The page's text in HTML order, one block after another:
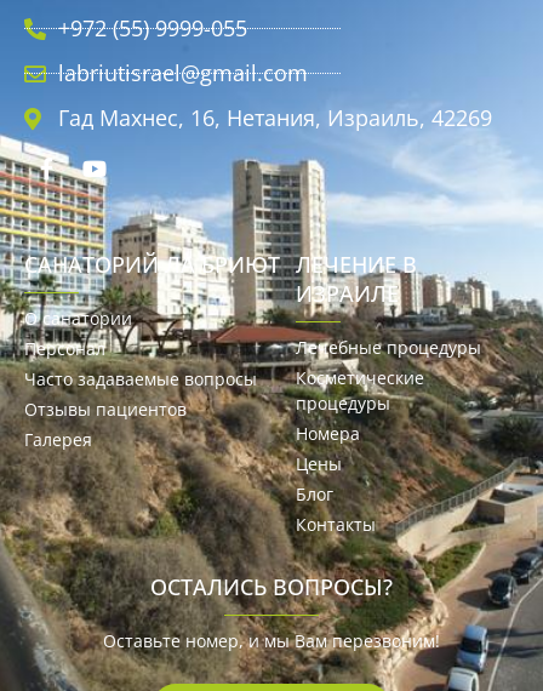
+972 (55) 9999-055
labriutisrael@gmail.com
Гад Махнес, 16, Нетания, Израиль, 42269
САНАТОРИЙ ЛА БРИЮТ
О санатории
Персонал
Часто задаваемые вопросы
Отзывы пациентов
Галерея
ЛЕЧЕНИЕ В
ИЗРАИЛЕ
Лечебные процедуры
Косметические
процедуры
Номера
Цены
Блог
Контакты
ОСТАЛИСЬ ВОПРОСЫ?
Оставьте номер, и мы Вам перезвоним!